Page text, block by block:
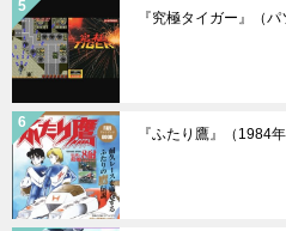
『究極タイガー』（パ
『ふたり鷹』（1984